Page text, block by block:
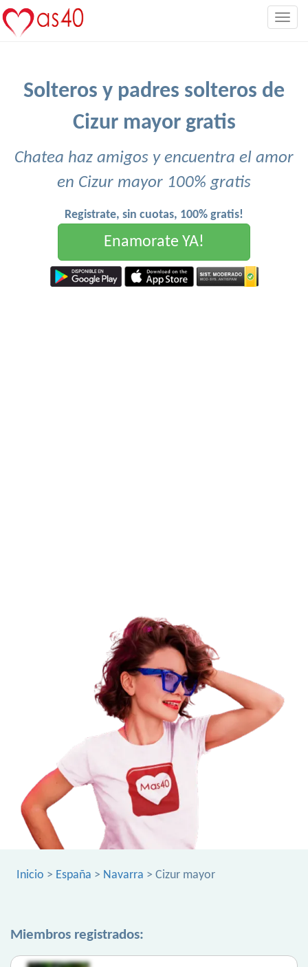
Solteros y padres solteros de
Cizur mayor gratis
Chatea haz amigos y encuentra el amor
en Cizur mayor 100% gratis
Registrate, sin cuotas, 100% gratis!
Enamorate YA!
Inicio > España > Navarra > Cizur mayor
Miembros registrados: